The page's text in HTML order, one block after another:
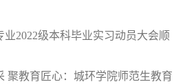
业2022级本科毕业实习动员大会顺
聚教育匠心：城环学院师范生教育